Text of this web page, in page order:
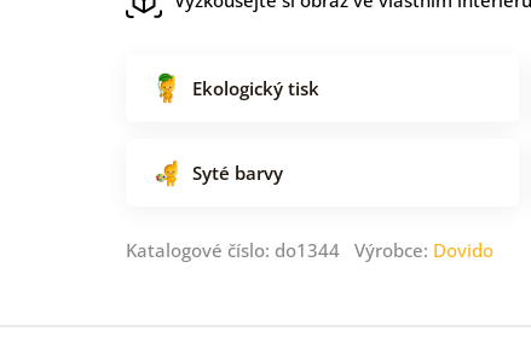
Ekologický tisk
Syté barvy
Katalogové číslo: do1344 Výrobce: Dovido